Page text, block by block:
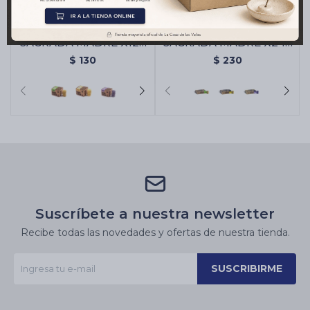
BOMBA CARBÓN
SAGRADA MADRE X12 -
Citronella/naranja
$ 130
BOMBA CARBÓN
SAGRADA MADRE X24 -
Citronella/naranja
$ 230
Suscríbete a nuestra newsletter
Recibe todas las novedades y ofertas de nuestra tienda.
SUSCRIBIRME